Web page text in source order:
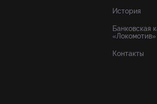
История
Банковская
«Локомотив»
Контакты